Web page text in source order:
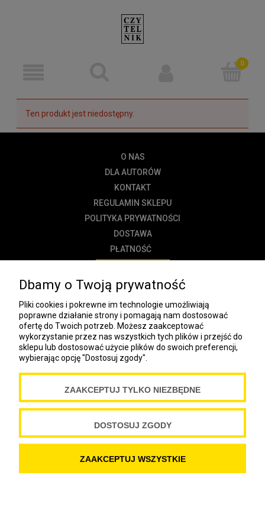
Ten produkt jest niedostępny.
O NAS
DLA AUTORÓW
KONTAKT
REGULAMIN SKLEPU
POLITYKA PRYWATNOŚCI
DOSTAWA
PŁATNOŚĆ
COOKIES
Spółdzielnia Wydawnicza „Czytelnik”
ul. Wiejska 12A
00-490 Warszawa
Copyright Spółdzielnia Wydawnicza „Czytelnik” 2019
POKAŻ PEŁNĄ WERSJĘ STRONY
SKLEP INTERNETOWY SHOPER.PL
Dbamy o Twoją prywatność
Pliki cookies i pokrewne im technologie umożliwiają
poprawne działanie strony i pomagają nam dostosować
ofertę do Twoich potrzeb. Możesz zaakceptować
wykorzystanie przez nas wszystkich tych plików i przejść do
sklepu lub dostosować użycie plików do swoich preferencji,
wybierając opcję "Dostosuj zgody".
ZAAKCEPTUJ TYLKO NIEZBĘDNE
DOSTOSUJ ZGODY
ZAAKCEPTUJ WSZYSTKIE